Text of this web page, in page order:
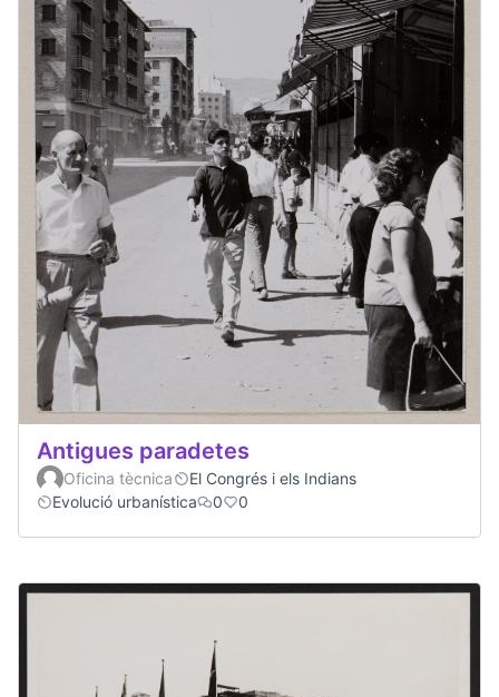
Antigues paradetes
Oficina tècnica
El Congrés i els Indians
Evolució urbanística
0 0